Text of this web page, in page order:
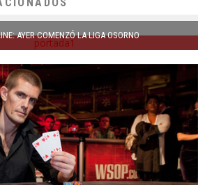
AYER COMENZÓ LA LIGA OSORNO